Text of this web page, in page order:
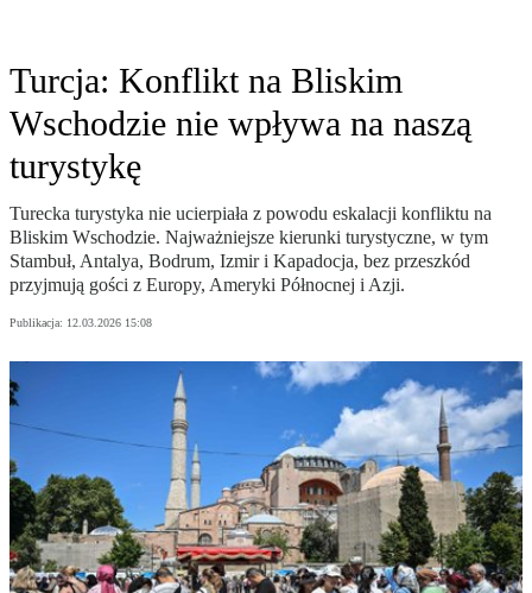
Turcja: Konflikt na Bliskim
Wschodzie nie wpływa na naszą
turystykę
Turecka turystyka nie ucierpiała z powodu eskalacji konfliktu na
Bliskim Wschodzie. Najważniejsze kierunki turystyczne, w tym
Stambuł, Antalya, Bodrum, Izmir i Kapadocja, bez przeszkód
przyjmują gości z Europy, Ameryki Północnej i Azji.
Publikacja: 12.03.2026 15:08